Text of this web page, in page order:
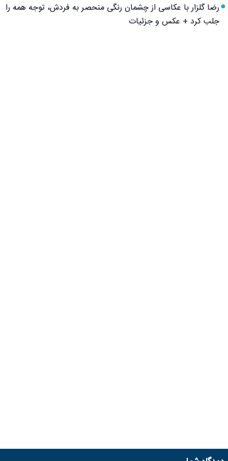
رضا گلزار با عکاسی از چشمان رنگی منحصر به فردش، توجه همه را
جلب کرد + عکس و جزئیات